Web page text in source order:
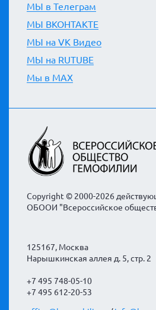
МЫ в Телеграм
МЫ ВКОНТАКТЕ
МЫ на VK Видео
МЫ на RUTUBE
Мы в MAX
Copyright © 2000-2026
ОБООИ "Всероссийское
125167, Москва
Нарышкинская аллея д. 5, стр. 2
+7 495 748-05-10
+7 495 612-20-53